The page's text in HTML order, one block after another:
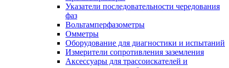
Указатели последовательности чередования
фаз
Вольтамперфазометры
Омметры
Оборудование для диагностики и испытаний
Измерители сопротивления заземления
Аксессуары для трассоискателей и